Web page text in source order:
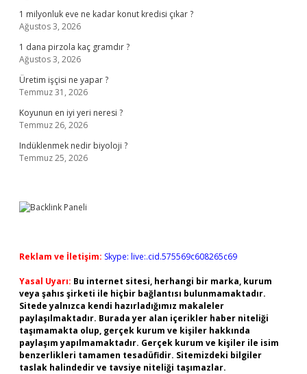
1 milyonluk eve ne kadar konut kredisi çıkar ?
Ağustos 3, 2026
1 dana pirzola kaç gramdır ?
Ağustos 3, 2026
Üretim işçisi ne yapar ?
Temmuz 31, 2026
Koyunun en iyi yeri neresi ?
Temmuz 26, 2026
Indüklenmek nedir biyoloji ?
Temmuz 25, 2026
Reklam ve İletişim: Skype: live:.cid.575569c608265c69
Yasal Uyarı: Bu internet sitesi, herhangi bir marka, kurum
veya şahıs şirketi ile hiçbir bağlantısı bulunmamaktadır.
Sitede yalnızca kendi hazırladığımız makaleler
paylaşılmaktadır. Burada yer alan içerikler haber niteliği
taşımamakta olup, gerçek kurum ve kişiler hakkında
paylaşım yapılmamaktadır. Gerçek kurum ve kişiler ile isim
benzerlikleri tamamen tesadüfidir. Sitemizdeki bilgiler
taslak halindedir ve tavsiye niteliği taşımazlar.